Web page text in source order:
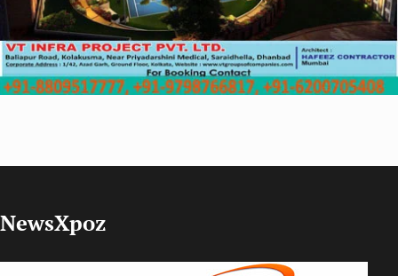
NewsXpoz